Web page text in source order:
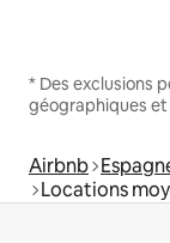
* Des exclusions
géographiques
Airbnb
Locations